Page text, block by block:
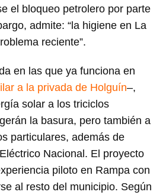
el bloqueo petrolero por parte
admite: “la higiene en La
reciente”.
en las que ya funciona en
a la privada de Holguín–,
solar a los triciclos
la basura, pero también a
particulares, además de
Nacional. El proyecto
piloto en Rampa con
al resto del municipio. Según